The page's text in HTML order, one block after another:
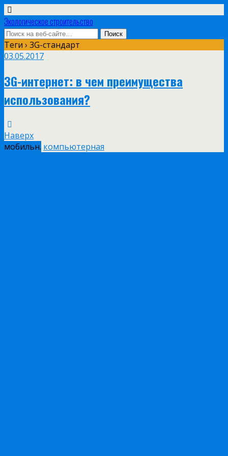
Экологическое строительство
Теги › 3G-стандарт
03.05.2017
3G-интернет: в чем преимущества
использования?
Наверх
мобильн. компьютерная